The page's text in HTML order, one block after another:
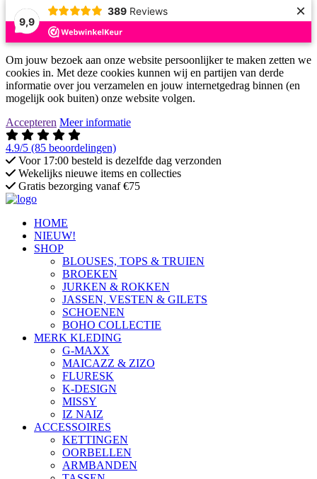
9,9
389 Reviews ×
Om jouw bezoek aan onze website persoonlijker te maken zetten we
cookies in. Met deze cookies kunnen wij en partijen van derde
informatie over jou verzamelen en jouw internetgedrag binnen (en
mogelijk ook buiten) onze website volgen.
Accepteren Meer informatie
4.9/5 (85 beoordelingen)
Voor 17:00 besteld is dezelfde dag verzonden
Wekelijks nieuwe items en collecties
Gratis bezorging vanaf €75
HOME
NIEUW!
SHOP
BLOUSES, TOPS & TRUIEN
BROEKEN
JURKEN & ROKKEN
JASSEN, VESTEN & GILETS
SCHOENEN
BOHO COLLECTIE
MERK KLEDING
G-MAXX
MAICAZZ & ZIZO
FLURESK
K-DESIGN
MISSY
IZ NAIZ
ACCESSOIRES
KETTINGEN
OORBELLEN
ARMBANDEN